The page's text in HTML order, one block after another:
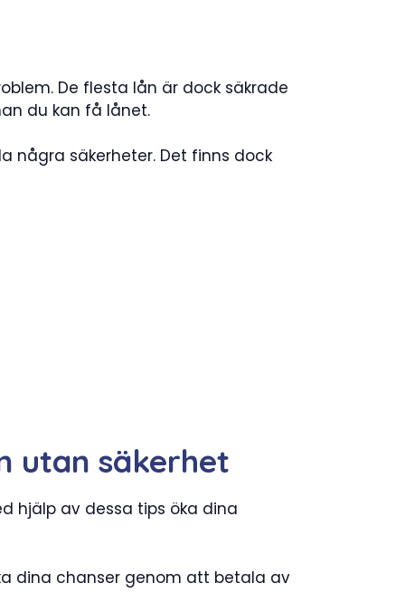
De flesta lån är dock säkrade
du kan få lånet.
några säkerheter. Det finns dock
utan säkerhet
hjälp av dessa tips öka dina
dina chanser genom att betala av